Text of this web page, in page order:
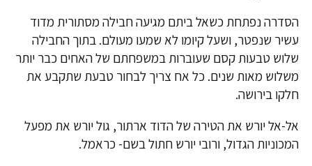
הסדרה נפתחת כשאל ביתם מגיעה חבילה מסתורית מדוד
עשיר שנפטר, ושעל קיומו לא שמעו מעולם. בתוך החבילה
שלוש טבעות קסם שעוברות במשפחתם של האחים כבר יותר
משלוש מאות שנים. כל אח צריך לבחור טבעת שתקבע את
חלקו בירושה.
אל-אל יורש את הטירה של הדוד ארתור, גול יורש את מפעל
המכוניות הגדול, ורובי יורש חתול בשם- כראמל.